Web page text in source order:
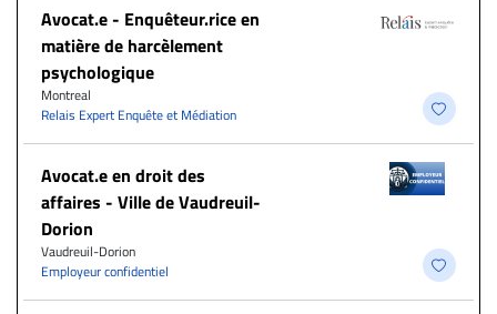
Avocat.e - Enquêteur.rice en
matière de harcèlement
psychologique
Montreal
Relais Expert Enquête et Médiation
Avocat.e en droit des
affaires - Ville de Vaudreuil-
Dorion
Vaudreuil-Dorion
Employeur confidentiel